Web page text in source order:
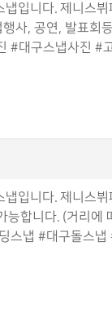
냅입니다. 제니스
행사, 공연, 발표
#대구스냅사진 #
냅입니다. 제니스
능합니다. (거리
스냅 #대구돌스